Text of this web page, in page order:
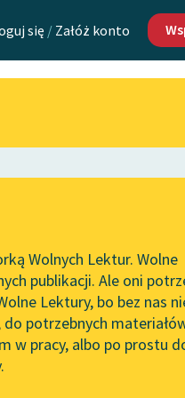
się / Załóż konto
Lektur
Kontakt
O projekcie
Zasady
Wolnych
Logotypy
Materiały
Wolnych Lektur. Wolne
publikacji. Ale oni
Lektury, bo bez nas
potrzebnych
w pracy, albo po prostu